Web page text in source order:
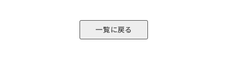
一覧に戻る